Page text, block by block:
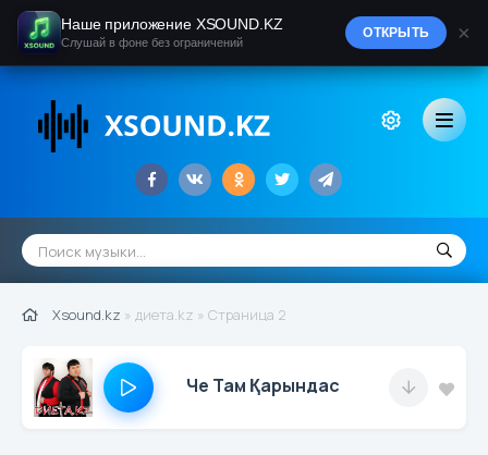
Xsound.kz » диета.kz » Страница 2
Че Там Қарындас
Наше приложение XSOUND.KZ
Слушай в фоне без ограничений
ОТКРЫТЬ ×